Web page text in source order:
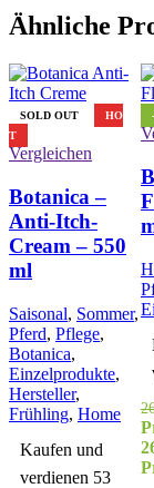
Ähnliche
SOLD OUT
HO
T
Vergleichen
Botanica –
Anti-Itch-
Cream – 550
ml
Saisonal, Sommer,
Pferd, Pflege,
Botanica,
Einzelprodukte,
Hersteller,
Frühling, Home
Kaufen und
verdienen 53